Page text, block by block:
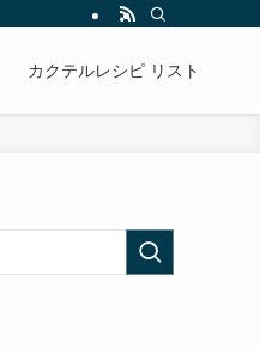
カクテルレシピ リスト